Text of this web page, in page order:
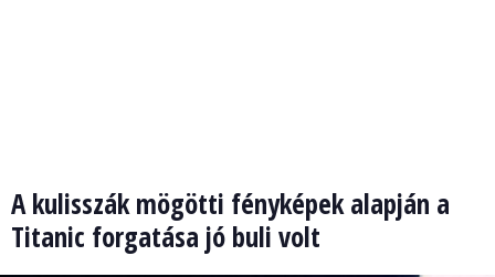
A kulisszák mögötti fényképek alapján a
Titanic forgatása jó buli volt